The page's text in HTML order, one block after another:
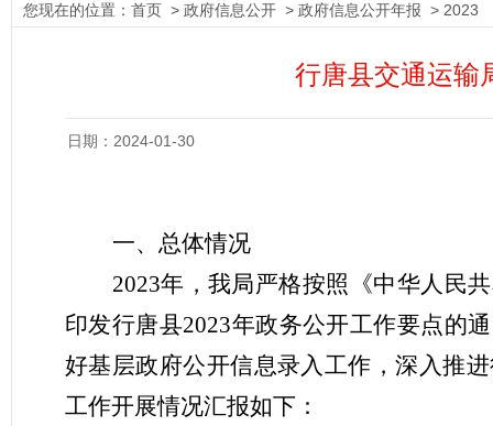
您现在的位置： 首页 > 政府信息公开 > 政府信息公开年报 > 2023
行唐县交通运输
日期：2024-01-30
一、总体情况
2023年，我局严格按照《中华人民
印发行唐县2023年政务公开工作要点的
好基层政府公开信息录入工作，深入推
工作开展情况汇报如下：